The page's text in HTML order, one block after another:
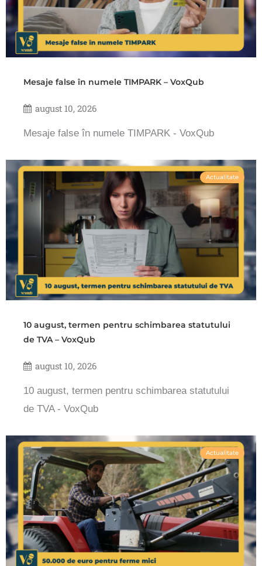
Mesaje false în numele TIMPARK – VoxQub
august 10, 2026
Mesaje false în numele TIMPARK - VoxQub
Actualitate
10 august, termen pentru schimbarea statutului
de TVA – VoxQub
august 10, 2026
10 august, termen pentru schimbarea statutului
de TVA - VoxQub
Actualitate